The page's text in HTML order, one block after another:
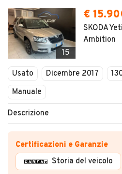
15
€
SKODA
Ambition
Usato Dicembre 2017
Manuale
Descrizione
Certificazioni e Garanzie
Storia del veicolo